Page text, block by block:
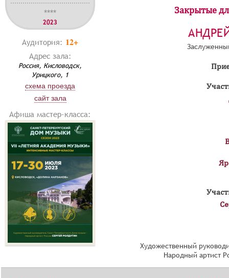
****
2023
Аудитория: 12+
Адрес зала:
Россия, Кисловодск,
Урицкого, 1
схема проезда
сайт зала
Афиша мастер-класса:
Закрытые
Художественный
Народный артист